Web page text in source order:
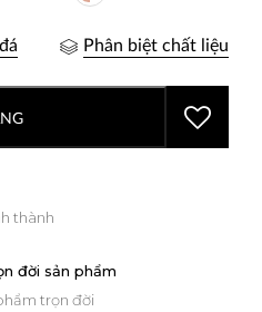
Phân biệt chất liệu
thành
đời sản phẩm
trọn đời